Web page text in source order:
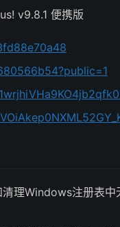
v9.8.1 便携版
理Windows注册表